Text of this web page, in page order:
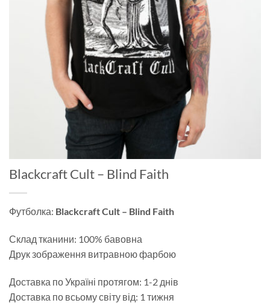
Blackcraft Cult – Blind Faith
Футболка: Blackcraft Cult – Blind Faith
Склад тканини: 100% бавовна
Друк зображення витравною фарбою
Доставка по Україні протягом: 1-2 днів
Доставка по всьому світу від: 1 тижня